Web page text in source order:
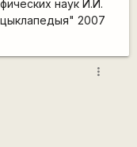
наук И.И.
2007
more_vert